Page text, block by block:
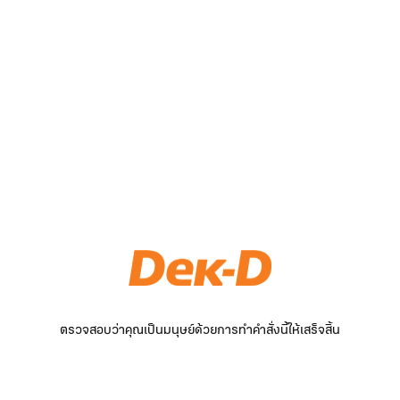
ตรวจสอบว่าคุณเป็นมนุษย์ด้วยการทำคำสั่งนี้ให้เสร็จสิ้น